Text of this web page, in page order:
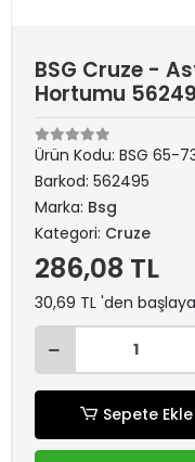
BSG Cruze -
Hortumu
Ürün Kodu: BSG 65-
Barkod: 562495
Marka: Bsg
Kategori: Cruze
286,08 TL
30,69 TL 'den
Sepete Ekle